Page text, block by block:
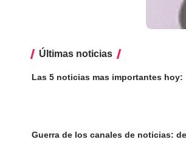
Últimas noticias
Las 5 noticias mas importantes hoy:
Guerra de los canales de noticias: